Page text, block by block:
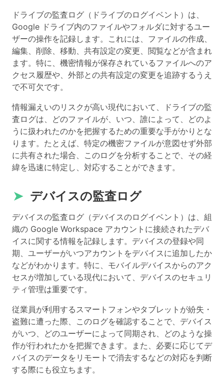
ドライブの監査ログ（ドライブのログイベント）は、
Google ドライブ内のファイルやフォルダに対するユー
ザーの操作を記録します。これには、ファイルの作成、
編集、削除、移動、共有設定の変更、閲覧などが含まれ
ます。特に、機密情報が保存されているファイルへのア
クセス履歴や、外部との共有設定の変更を追跡するうえ
で不可欠です。
情報漏えいのリスクが高い現代において、ドライブの監
査ログは、どのファイルが、いつ、誰によって、どのよ
うに扱われたのかを把握するための重要な手がかりとな
ります。たとえば、特定の機密ファイルが意図せず外部
に共有された場合、このログを分析することで、その経
緯を迅速に特定し、対応することができます。
➤ デバイスの監査ログ
デバイスの監査ログ（デバイスのログイベント）は、組
織の Google Workspace アカウントに接続されたデバ
イスに関する情報を記録します。デバイスの登録や同
期、ユーザーがいつアカウントをデバイスに追加したか
などがわかります。特に、モバイルデバイスからのアク
セスが増加している現代において、デバイスのセキュリ
ティ管理は重要です。
従業員が利用するスマートフォンやタブレットが紛失・
盗難に遭った際、このログを確認することで、デバイス
がいつ、どのユーザーによって同期され、どのような操
作が行われたかを把握できます。また、必要に応じてデ
バイスのデータをリモートで消去するなどの対応を判断
する際にも役立ちます。